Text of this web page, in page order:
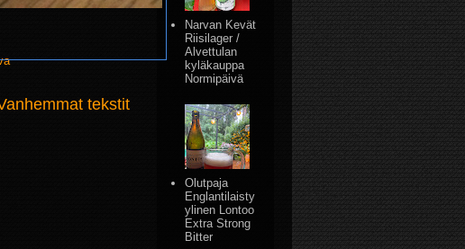
tekstit
Narvan Kevät
Riisilager /
Alvettulan
kyläkauppa
Normipäivä
Olutpaja
Englantilaisty
ylinen Lontoo
Extra Strong
Bitter